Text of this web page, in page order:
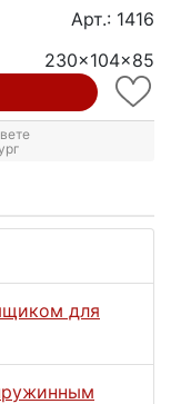
Арт.: 1416
230x104x85
для